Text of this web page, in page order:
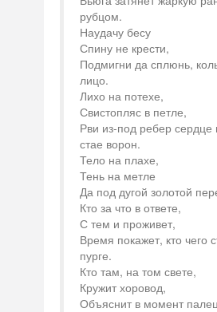
рубцом.
Наудачу бесу
Спину не крести,
Подмигни да сплюнь,
лицо.
Лихо на потехе,
Свистопляс в петле,
Рви из-под ребер сердце
стае ворон.
Тело на плахе,
Тень на метле
Да под дугой золотой
Кто за что в ответе,
С тем и проживет,
Время покажет, кто чего
пурге.
Кто там, на том свете,
Кружит хоровод,
Объяснит в момент